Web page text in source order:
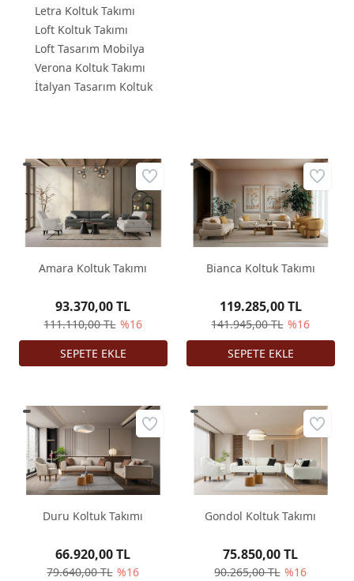
Letra Koltuk Takımı
Loft Koltuk Takımı
Loft Tasarım Mobilya
Verona Koltuk Takımı
İtalyan Tasarım Koltuk
Amara Koltuk Takımı
111.110,00 TL %16
93.370,00 TL
Bianca Koltuk Takımı
141.945,00 TL %16
119.285,00 TL
Duru Koltuk Takımı
79.640,00 TL %16
66.920,00 TL
Gondol Koltuk Takımı
90.265,00 TL %16
75.850,00 TL